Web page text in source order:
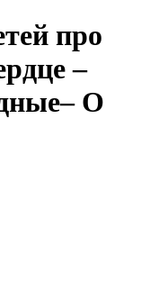
про
–
О